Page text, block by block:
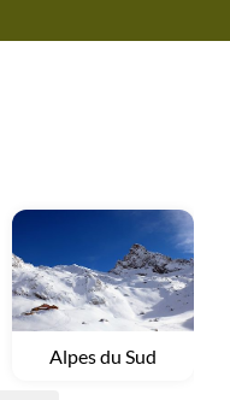
Voyage
Alpes du Sud